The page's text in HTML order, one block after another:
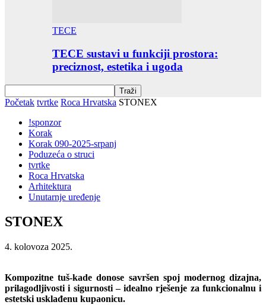
TECE
TECE sustavi u funkciji prostora:
preciznost, estetika i ugoda
Početak tvrtke Roca Hrvatska STONEX
!sponzor
Korak
Korak 090-2025-srpanj
Poduzeća o struci
tvrtke
Roca Hrvatska
Arhitektura
Unutarnje uređenje
STONEX
4. kolovoza 2025.
Kompozitne tuš-kade donose savršen spoj modernog dizajna,
prilagodljivosti i sigurnosti – idealno rješenje za funkcionalnu i
estetski usklađenu kupaonicu.